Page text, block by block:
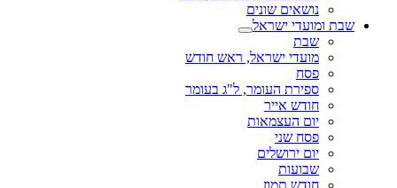
נושאים שונים
שבת ומועדי ישראל
שבת
מועדי ישראל, ראש חודש
פסח
ספירת העומר, ל"ג בעומר
חודש אייר
יום העצמאות
פסח שני
יום ירושלים
שבועות